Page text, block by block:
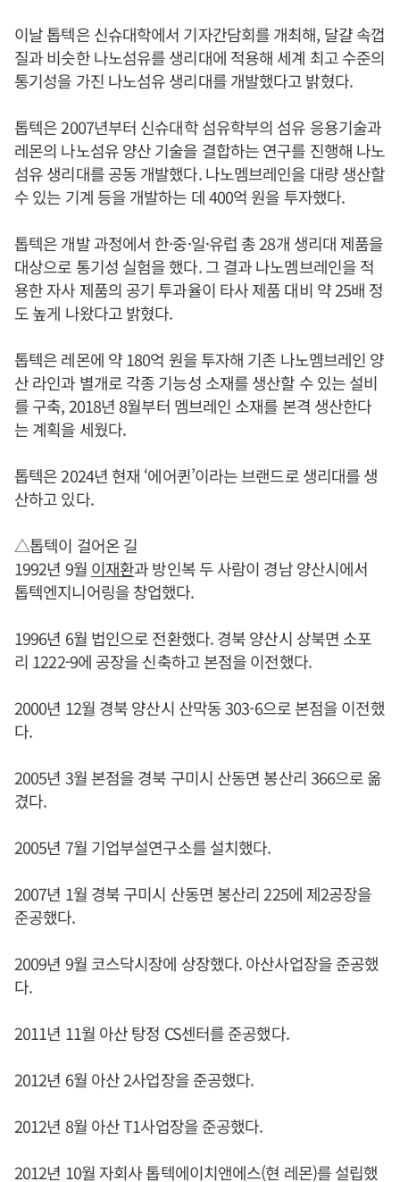
이날 톱텍은 신슈대학에서 기자간담회를 개최해, 달걀 속껍
질과 비슷한 나노섬유를 생리대에 적용해 세계 최고 수준의
통기성을 가진 나노섬유 생리대를 개발했다고 밝혔다.
톱텍은 2007년부터 신슈대학 섬유학부의 섬유 응용기술과
레몬의 나노섬유 양산 기술을 결합하는 연구를 진행해 나노
섬유 생리대를 공동 개발했다. 나노멤브레인을 대량 생산할
수 있는 기계 등을 개발하는 데 400억 원을 투자했다.
톱텍은 개발 과정에서 한·중·일·유럽 총 28개 생리대 제품을
대상으로 통기성 실험을 했다. 그 결과 나노멤브레인을 적
용한 자사 제품의 공기 투과율이 타사 제품 대비 약 25배 정
도 높게 나왔다고 밝혔다.
톱텍은 레몬에 약 180억 원을 투자해 기존 나노멤브레인 양
산 라인과 별개로 각종 기능성 소재를 생산할 수 있는 설비
를 구축, 2018년 8월부터 멤브레인 소재를 본격 생산한다
는 계획을 세웠다.
톱텍은 2024년 현재 ‘에어퀸’이라는 브랜드로 생리대를 생
산하고 있다.
△톱텍이 걸어온 길
1992년 9월 이재환과 방인복 두 사람이 경남 양산시에서
톱텍엔지니어링을 창업했다.
1996년 6월 법인으로 전환했다. 경북 양산시 상북면 소포
리 1222-9에 공장을 신축하고 본점을 이전했다.
2000년 12월 경북 양산시 산막동 303-6으로 본점을 이전했
다.
2005년 3월 본점을 경북 구미시 산동면 봉산리 366으로 옮
겼다.
2005년 7월 기업부설연구소를 설치했다.
2007년 1월 경북 구미시 산동면 봉산리 225에 제2공장을
준공했다.
2009년 9월 코스닥시장에 상장했다. 아산사업장을 준공했
다.
2011년 11월 아산 탕정 CS센터를 준공했다.
2012년 6월 아산 2사업장을 준공했다.
2012년 8월 아산 T1사업장을 준공했다.
2012년 10월 자회사 톱텍에이치앤에스(현 레몬)를 설립했